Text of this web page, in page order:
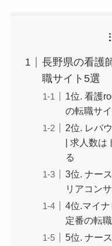
長野県の看護
職サイト5選
1位. 看護
の転職サイ
2位. レバ
| 求人数は
る
3位. ナー
リアコン
4位.マイ
定番の転
5位. ナー